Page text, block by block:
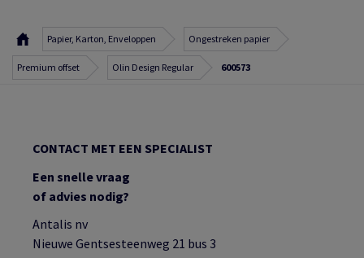
Papier, Karton, Enveloppen Ongestreken papier
Premium offset Olin Design Regular 600573
CONTACT MET EEN SPECIALIST
Een snelle vraag
of advies nodig?
Antalis nv
Nieuwe Gentsesteenweg 21 bus 3